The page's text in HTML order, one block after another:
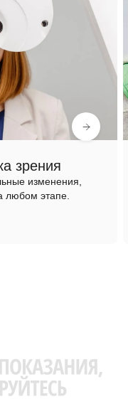
зрения
изменения,
любом этапе.